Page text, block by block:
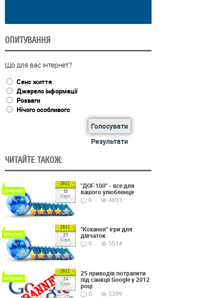
ОПИТУВАННЯ
Що для вас інтернет?
Сенс життя
Джерело інформації
Розваги
Нічого особливого
Голосувати
Результати
ЧИТАЙТЕ ТАКОЖ:
2015
11
Серп
Інтернет
"ДОГ-100" - все для
вашого улюбленця
0
4893
2015
23
Серп
Інтернет
"Кохання" ігри для
дівчаток
0
5514
2012
24
Серп
Інтернет
25 приводів потрапити
під санкції Google у 2012
році
0
5399